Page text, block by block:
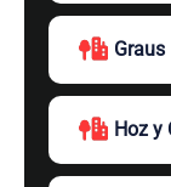
Graus
Hoz y